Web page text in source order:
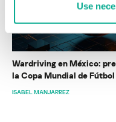
Use
Wardriving en México:
la Copa Mundial de Fútbol
ISABEL MANJARREZ